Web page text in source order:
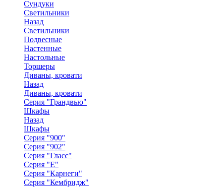
Сундуки
Светильники
Назад
Светильники
Подвесные
Настенные
Настольные
Торшеры
Диваны, кровати
Назад
Диваны, кровати
Серия "Грандвью"
Шкафы
Назад
Шкафы
Серия "900"
Серия "902"
Серия "Гласс"
Серия "Е"
Серия "Карнеги"
Серия "Кембридж"